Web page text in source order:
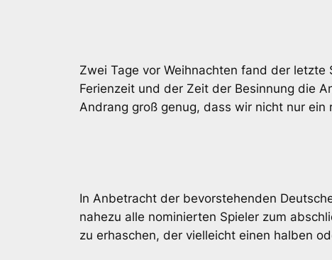
Zwei Tage vor Weihnachten fand der
Ferienzeit und der Zeit der Besinnung die
Andrang groß genug, dass wir nicht nur
In Anbetracht der bevorstehenden
nahezu alle nominierten Spieler zum
zu erhaschen, der vielleicht einen halben